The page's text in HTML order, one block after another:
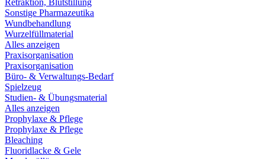
Retraktion, Blutstillung
Sonstige Pharmazeutika
Wundbehandlung
Wurzelfüllmaterial
Alles anzeigen
Praxisorganisation
Praxisorganisation
Büro- & Verwaltungs-Bedarf
Spielzeug
Studien- & Übungsmaterial
Alles anzeigen
Prophylaxe & Pflege
Prophylaxe & Pflege
Bleaching
Fluoridlacke & Gele